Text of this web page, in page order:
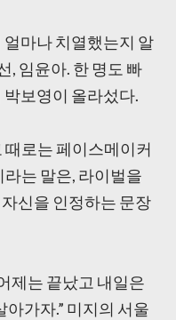
마나 치열했는지 알
, 임윤아. 한 명도 빠
보영이 올라섰다.
로는 페이스메이커
는 말은, 라이벌을
신을 인정하는 문장
제는 끝났고 내일은
가자.” 미지의 서울